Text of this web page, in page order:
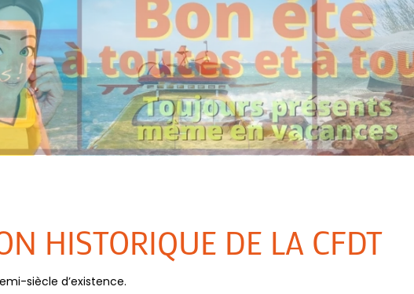
HISTORIQUE DE LA CFDT
siècle d’existence.